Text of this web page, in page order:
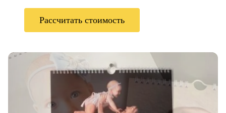
Рассчитать стоимость